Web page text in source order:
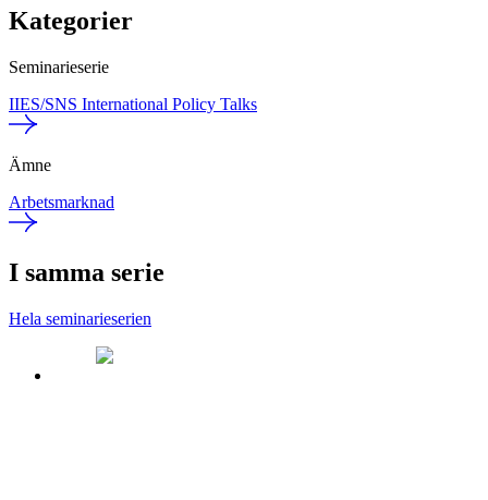
Kategorier
Seminarieserie
IIES/SNS International Policy Talks
Ämne
Arbetsmarknad
I samma serie
Hela seminarieserien